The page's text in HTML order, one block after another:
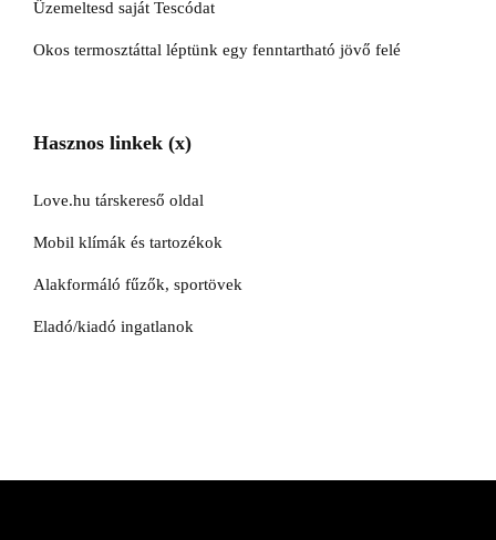
Üzemeltesd saját Tescódat
Okos termosztáttal léptünk egy fenntartható jövő felé
Hasznos linkek (x)
Love.hu társkereső oldal
Mobil klímák és tartozékok
Alakformáló fűzők, sportövek
Eladó/kiadó ingatlanok